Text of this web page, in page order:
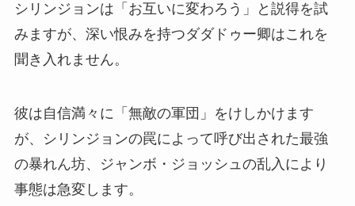
シリンジョンは「お互いに変わろう」と説得を試
みますが、深い恨みを持つダダドゥー卿はこれを
聞き入れません。
彼は自信満々に「無敵の軍団」をけしかけます
が、シリンジョンの罠によって呼び出された最強
の暴れん坊、ジャンボ・ジョッシュの乱入により
事態は急変します。